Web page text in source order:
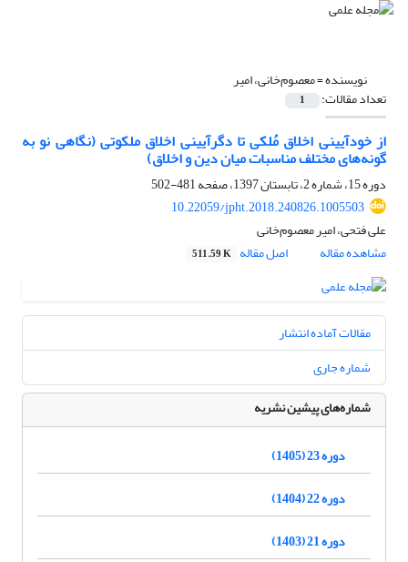
نویسنده =معصوم‌خانی، امیر
تعداد مقالات: 1
از خودآیینی اخلاق مُلکی تا دگرآیینی اخلاق ملکوتی (نگاهی نو به
گونه‌های مختلف مناسبات میان دین و اخلاق)
دوره 15، شماره 2، تابستان 1397، صفحه
481-502
10.22059/jpht.2018.240826.1005503
علی فتحی، امیر معصوم‌خانی
مشاهده مقاله
اصل مقاله 511.59 K
مقالات آماده انتشار
شماره جاری
شماره‌های پیشین نشریه
دوره 23 (1405)
دوره 22 (1404)
دوره 21 (1403)